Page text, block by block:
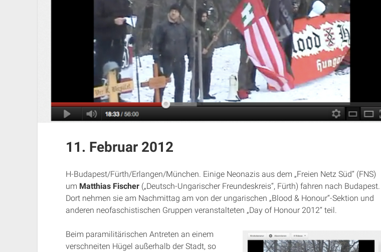
11. Februar 2012
H-Budapest/Fürth/Erlangen/München. Einige Neonazis aus dem „Freien Netz Süd“ (FNS)
um Matthias Fischer(„Deutsch-Ungarischer Freundeskreis“, Fürth) fahren nach Budapest.
Dort nehmen sie am Nachmittag am von der ungarischen „Blood & Honour“-Sektion und
anderen neofaschistischen Gruppen veranstalteten „Day of Honour 2012“ teil.
Beim paramilitärischen Antreten an einem
verschneiten Hügel außerhalb der Stadt, so